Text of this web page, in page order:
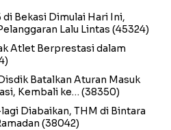
Bekasi Dimulai Hari Ini,
Lalu Lintas (45324)
Atlet Berprestasi dalam
Batalkan Aturan Masuk
Kembali ke… (38350)
Diabaikan, THM di Bintara
(38042)